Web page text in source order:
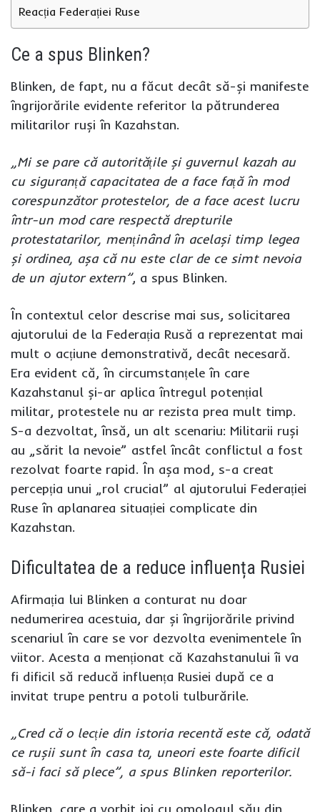
Reacția Federației Ruse
Ce a spus Blinken?
Blinken, de fapt, nu a făcut decât să-și manifeste
îngrijorările evidente referitor la pătrunderea
militarilor ruși în Kazahstan.
„Mi se pare că autoritățile și guvernul kazah au
cu siguranță capacitatea de a face față în mod
corespunzător protestelor, de a face acest lucru
într-un mod care respectă drepturile
protestatarilor, menținând în același timp legea
și ordinea, așa că nu este clar de ce simt nevoia
de un ajutor extern”, a spus Blinken.
În contextul celor descrise mai sus, solicitarea
ajutorului de la Federația Rusă a reprezentat mai
mult o acțiune demonstrativă, decât necesară.
Era evident că, în circumstanțele în care
Kazahstanul și-ar aplica întregul potențial
militar, protestele nu ar rezista prea mult timp.
S-a dezvoltat, însă, un alt scenariu: Militarii ruși
au „sărit la nevoie” astfel încât conflictul a fost
rezolvat foarte rapid. În așa mod, s-a creat
percepția unui „rol crucial” al ajutorului Federației
Ruse în aplanarea situației complicate din
Kazahstan.
Dificultatea de a reduce influența Rusiei
Afirmația lui Blinken a conturat nu doar
nedumerirea acestuia, dar și îngrijorările privind
scenariul în care se vor dezvolta evenimentele în
viitor. Acesta a menționat că Kazahstanului îi va
fi dificil să reducă influența Rusiei după ce a
invitat trupe pentru a potoli tulburările.
„Cred că o lecție din istoria recentă este că, odată
ce rușii sunt în casa ta, uneori este foarte dificil
să-i faci să plece”, a spus Blinken reporterilor.